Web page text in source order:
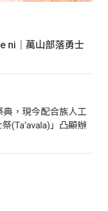
ni｜萬山部落勇士
，現今配合族人工
(Ta‘avala)」凸顯辦